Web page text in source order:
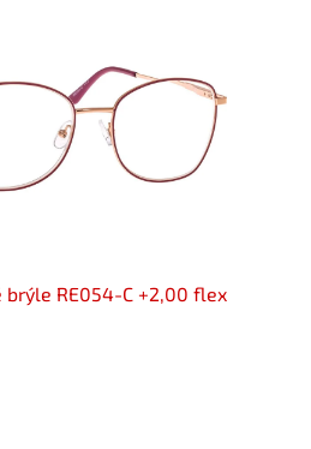
brýle RE054-C +2,00 flex